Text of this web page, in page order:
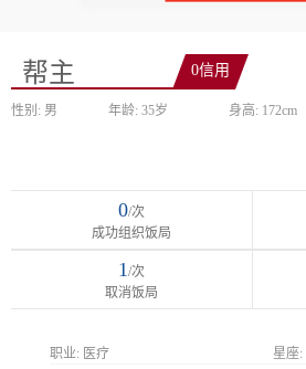
帮主 0信用
性别: 男 年龄: 35岁 身高: 172cm
0/次
成功组织饭局
1/次
取消饭局
职业: 医疗 星座: